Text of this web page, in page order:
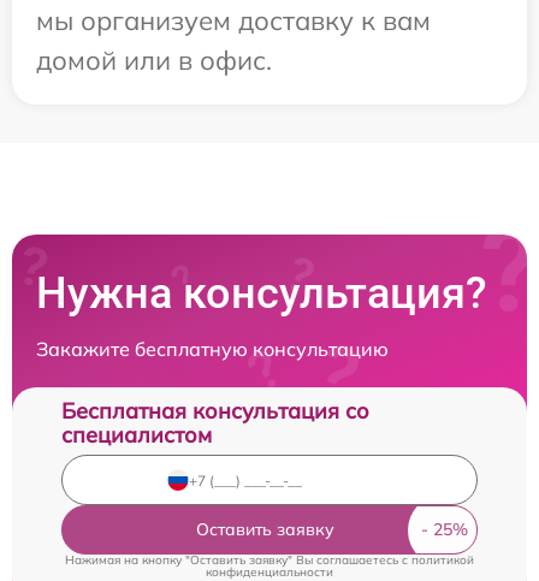
мы организуем доставку к вам
домой или в офис.
Нужна консультация?
Закажите бесплатную консультацию
Бесплатная консультация со
специалистом
Оставить заявку
Нажимая на кнопку "Оставить заявку" Вы соглашаетесь cполитикой
конфиденциальности